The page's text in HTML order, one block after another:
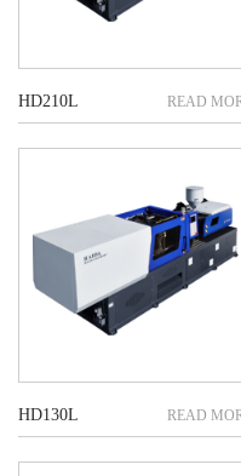
HD210L
HD130L